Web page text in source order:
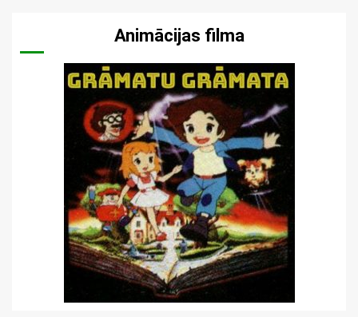
Animācijas filma